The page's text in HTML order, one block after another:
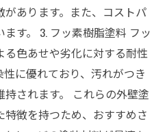
あります。また、コストパ
す。 3. フッ素樹脂塗料 フッ
色あせや劣化に対する耐性
に優れており、汚れがつき
されます。 これらの外壁塗
徴を持つため、おすすめさ